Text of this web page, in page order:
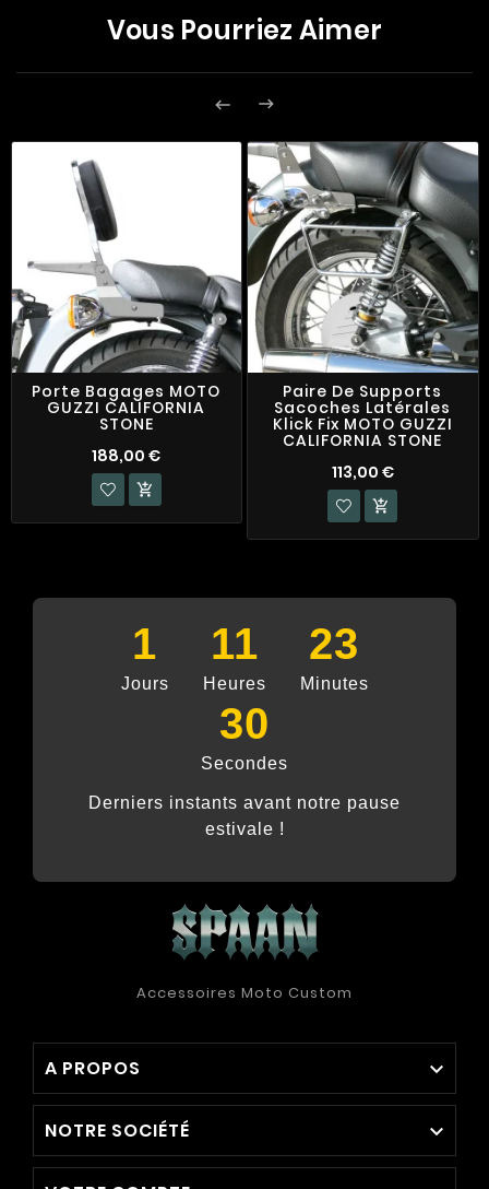
Vous Pourriez Aimer
 
Porte Bagages MOTO
GUZZI CALIFORNIA
STONE
188,00 €

Paire De Supports
Sacoches Latérales
Klick Fix MOTO GUZZI
CALIFORNIA STONE
113,00 €

1
Jours
11
Heures
23
Minutes
29
Secondes
Derniers instants avant notre pause
estivale !
Accessoires Moto Custom
A PROPOS 
NOTRE SOCIÉTÉ 